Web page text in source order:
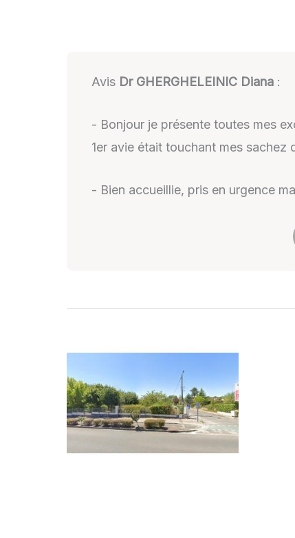
Avis Dr GHERGHELEINIC Diana :
- Bonjour je présente toutes mes
1er avie était touchant mes sachez
- Bien accueillie, pris en urgence